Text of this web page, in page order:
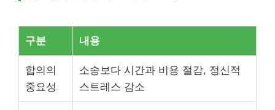
구분 내용
합의의
중요성
소송보다 시간과 비용 절감, 정신적
스트레스 감소